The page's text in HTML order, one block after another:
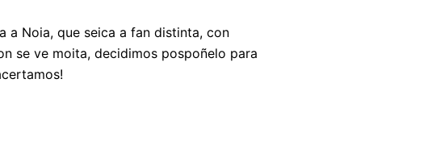
a Noia, que seica a fan distinta, con
se ve moita, decidimos pospoñelo para